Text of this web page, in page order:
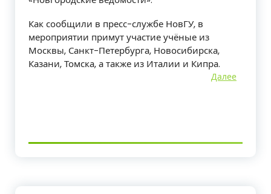
Как сообщили в пресс-службе НовГУ, в
мероприятии примут участие учёные из
Москвы, Санкт-Петербурга, Новосибирска,
Казани, Томска, а также из Италии и Кипра.
Далее